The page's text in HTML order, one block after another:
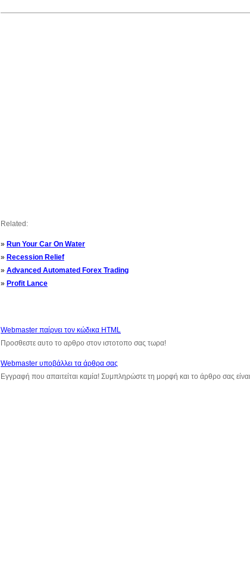
Related:
» Run Your Car On Water
» Recession Relief
» Advanced Automated Forex Trading
» Profit Lance
Webmaster παίρνει τον κώδικα HTML
Προσθεστε αυτο το αρθρο στον ιστοτοπο σας τωρα!
Webmaster υποβάλλει τα άρθρα σας
Εγγραφή που απαιτείται καμία! Συμπληρώστε τη μορφή και το άρθρο σας